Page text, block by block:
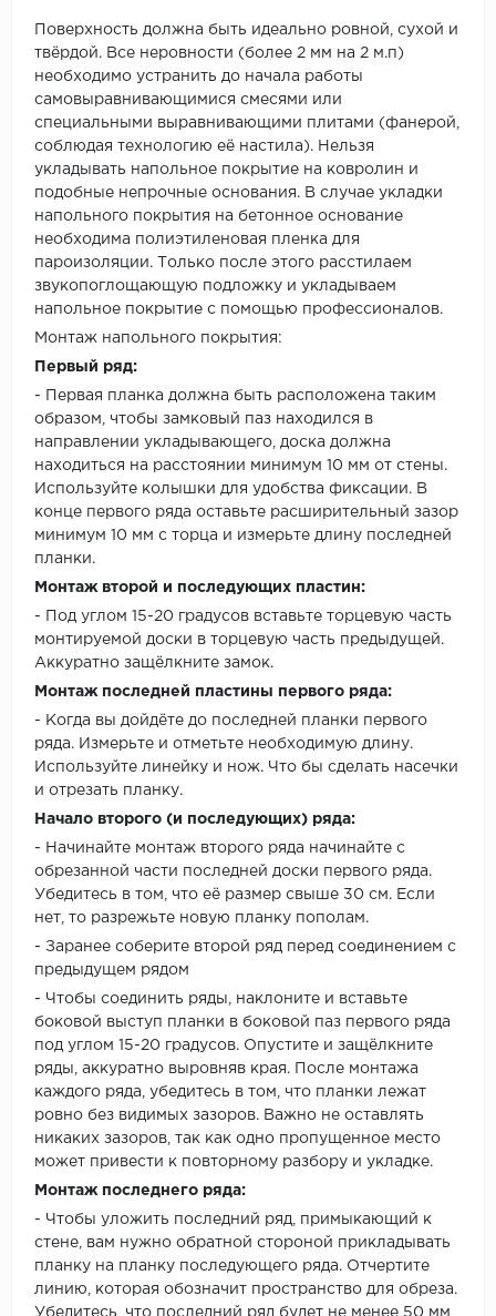
Поверхность должна быть идеально ровной, сухой и
твёрдой. Все неровности (более 2 мм на 2 м.п)
необходимо устранить до начала работы
самовыравнивающимися смесями или
специальными выравнивающими плитами (фанерой,
соблюдая технологию её настила). Нельзя
укладывать напольное покрытие на ковролин и
подобные непрочные основания. В случае укладки
напольного покрытия на бетонное основание
необходима полиэтиленовая пленка для
пароизоляции. Только после этого расстилаем
звукопоглощающую подложку и укладываем
напольное покрытие с помощью профессионалов.
Монтаж напольного покрытия:
Первый ряд:
- Первая планка должна быть расположена таким
образом, чтобы замковый паз находился в
направлении укладывающего, доска должна
находиться на расстоянии минимум 10 мм от стены.
Используйте колышки для удобства фиксации. В
конце первого ряда оставьте расширительный зазор
минимум 10 мм с торца и измерьте длину последней
планки.
Монтаж второй и последующих пластин:
- Под углом 15-20 градусов вставьте торцевую часть
монтируемой доски в торцевую часть предыдущей.
Аккуратно защёлкните замок.
Монтаж последней пластины первого ряда:
- Когда вы дойдёте до последней планки первого
ряда. Измерьте и отметьте необходимую длину.
Используйте линейку и нож. Что бы сделать насечки
и отрезать планку.
Начало второго (и последующих) ряда:
- Начинайте монтаж второго ряда начинайте с
обрезанной части последней доски первого ряда.
Убедитесь в том, что её размер свыше 30 см. Если
нет, то разрежьте новую планку пополам.
- Заранее соберите второй ряд перед соединением с
предыдущем рядом
- Чтобы соединить ряды, наклоните и вставьте
боковой выступ планки в боковой паз первого ряда
под углом 15-20 градусов. Опустите и защёлкните
ряды, аккуратно выровняв края. После монтажа
каждого ряда, убедитесь в том, что планки лежат
ровно без видимых зазоров. Важно не оставлять
никаких зазоров, так как одно пропущенное место
может привести к повторному разбору и укладке.
Монтаж последнего ряда:
- Чтобы уложить последний ряд, примыкающий к
стене, вам нужно обратной стороной прикладывать
планку на планку последующего ряда. Отчертите
линию, которая обозначит пространство для обреза.
Убедитесь, что последний ряд будет не менее 50 мм